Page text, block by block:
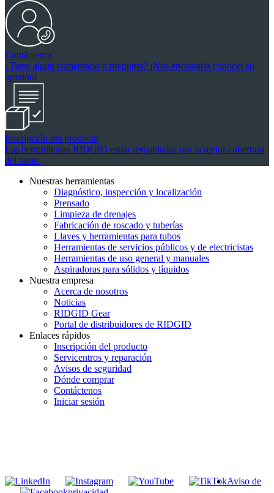
Contáctenos
¿Tiene algún comentario o pregunta? ¡Nos encantaría conocer su
opinión!
Inscripción del producto
Las herramientas RIDGID están respaldadas por la mejor cobertura
del ramo.
Nuestras herramientas
Diagnóstico, inspección y localización
Prensado
Limpieza de drenajes
Fabricación de roscado y tuberías
Llaves y herramientas para tubos
Herramientas de servicios públicos y de electricistas
Herramientas de uso general y manuales
Aspiradoras para sólidos y líquidos
Nuestra empresa
Acerca de nosotros
Noticias
RIDGID Gear
Portal de distribuidores de RIDGID
Enlaces rápidos
Inscripción del producto
Servicentros y reparación
Avisos de seguridad
Dónde comprar
Contáctenos
Iniciar sesión
Aviso de